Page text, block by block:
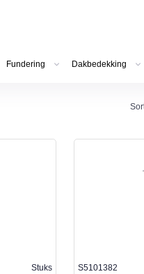
Fundering Dakbedekking
Stuks S5101382